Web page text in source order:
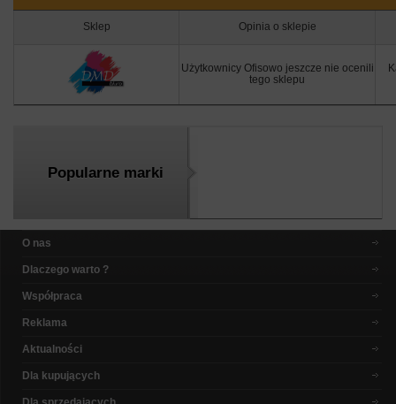
Sklep Opinia o sklepie
Użytkownicy Ofisowo jeszcze nie ocenili
tego sklepu
Popularne marki
O nas
Dlaczego warto ?
Współpraca
Reklama
Aktualności
Dla kupujących